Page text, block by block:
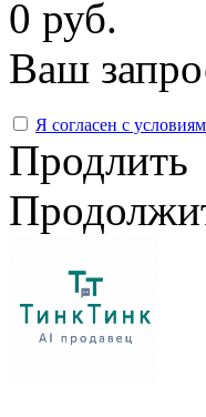
0 руб.
Ваш
Я согласен с
Продлить